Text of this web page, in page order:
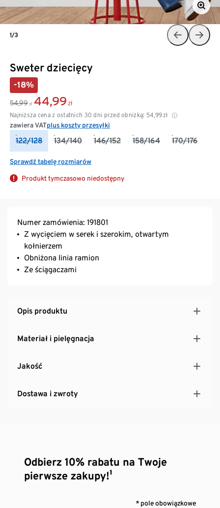
Sweter dziecięcy
-18%
54,99 zł 44,99 zł
Najniższa cena z ostatnich 30 dni przed obniżką: 54,99zł
zawiera VATplus koszty przesyłki
122/128 134/140 146/152 158/164 170/176
Sprawdź tabelę rozmiarów
Produkt tymczasowo niedostępny
1/3
Numer zamówienia: 191801
Z wycięciem w serek i szerokim, otwartym
kołnierzem
Obniżona linia ramion
Ze ściągaczami
Opis produktu
Materiał i pielęgnacja
Jakość
Dostawa i zwroty
Odbierz 10% rabatu na Twoje
pierwsze zakupy!¹
* pole obowiązkowe